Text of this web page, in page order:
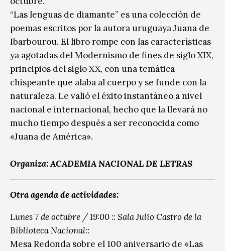
“Las lenguas de diamante” es una colección de
poemas escritos por la autora uruguaya Juana de
Ibarbourou. El libro rompe con las características
ya agotadas del Modernismo de fines de siglo XIX,
principios del siglo XX, con una temática
chispeante que alaba al cuerpo y se funde con la
naturaleza. Le valió el éxito instantáneo a nivel
nacional e internacional, hecho que la llevará no
mucho tiempo después a ser reconocida como
«Juana de América».
Organiza: ACADEMIA NACIONAL DE LETRAS
Otra agenda de actividades:
Lunes 7 de octubre / 19:00 :: Sala Julio Castro de la
Biblioteca Nacional::
Mesa Redonda sobre el 100 aniversario de «Las